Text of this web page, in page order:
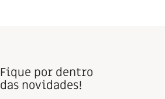
Fique por dentro
das novidades!